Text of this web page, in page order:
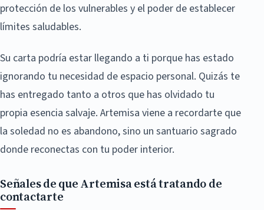
protección de los vulnerables y el poder de establecer
límites saludables.
Su carta podría estar llegando a ti porque has estado
ignorando tu necesidad de espacio personal. Quizás te
has entregado tanto a otros que has olvidado tu
propia esencia salvaje. Artemisa viene a recordarte que
la soledad no es abandono, sino un santuario sagrado
donde reconectas con tu poder interior.
Señales de que Artemisa está tratando de
contactarte